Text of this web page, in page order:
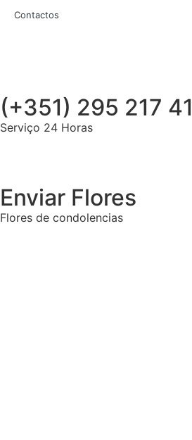
Contactos
(+351) 295 217
Serviço 24 Horas
Enviar Flores
Flores de condolencias